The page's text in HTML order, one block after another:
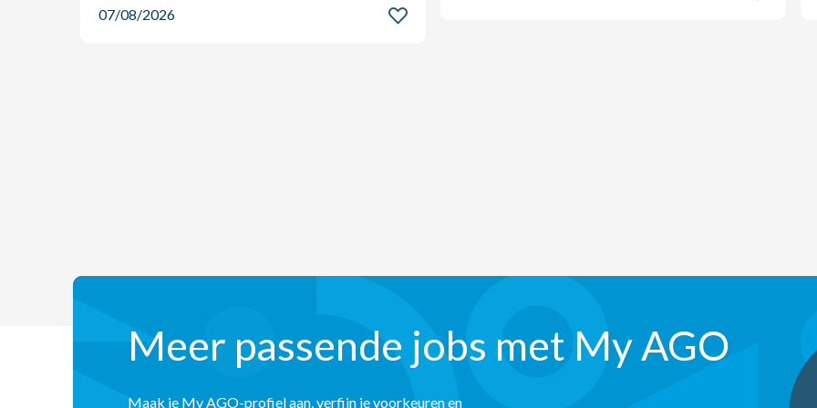
07/08/2026
Meer passende jobs met My AGO
Maak je My AGO-profiel aan, verfijn je voorkeuren en